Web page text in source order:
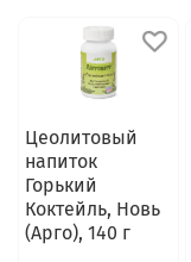
Цеолитовый
напиток
Горький
Коктейль, Новь
(Арго), 140 г